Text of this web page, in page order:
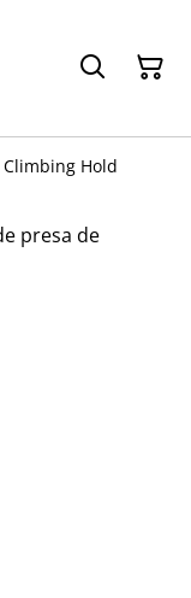
Climbing Hold